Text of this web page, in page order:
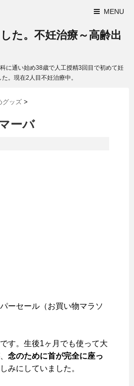
MENU
た。不妊治療～高齢出
に通い始め38歳で人工授精3回目で初めて妊
。現在2人目不妊治療中。
グッズ >
ーバ
ーセール（お買い物マラソ
す。生後1ヶ月でも使って大
念のために首が完全に座っ
みにしていました。